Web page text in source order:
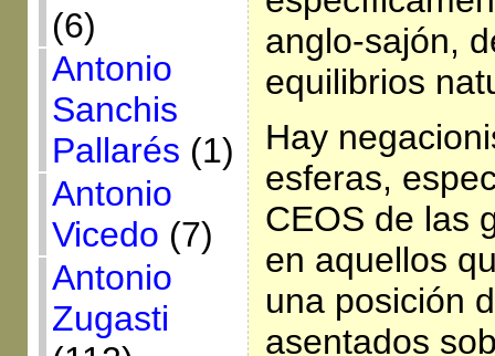
(6)
Antonio
Sanchis
Pallarés (1)
Antonio
Vicedo (7)
Antonio
Zugasti
anglo-sajón,
equilibrios
Hay
esferas,
CEOS de las
en aquellos
una posición
asentados